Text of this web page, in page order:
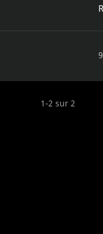
1-2 sur 2